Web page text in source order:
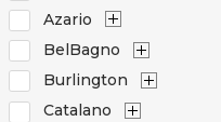
Azario
BelBagno
Burlington
Catalano